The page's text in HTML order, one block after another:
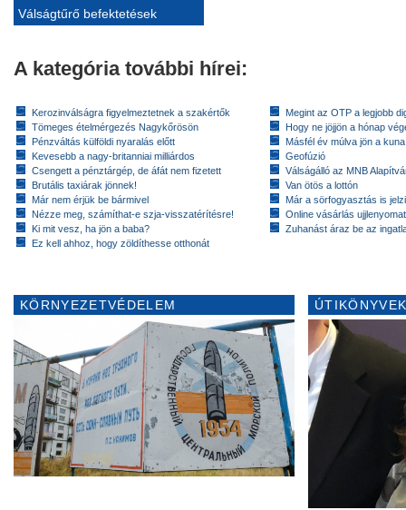
Válságtűrő befektetések
A kategória további hírei:
Kerozinválságra figyelmeztetnek a szakértők
Tömeges ételmérgezés Nagykőrösön
Pénzváltás külföldi nyaralás előtt
Kevesebb a nagy-britanniai milliárdos
Csengett a pénztárgép, de áfát nem fizetett
Brutális taxiárak jönnek!
Már nem érjük be bármivel
Nézze meg, számíthat-e szja-visszatérítésre!
Ki mit vesz, ha jön a baba?
Ez kell ahhoz, hogy zöldíthesse otthonát
Megint az OTP a legjobb
Hogy ne jöjjön a hónap
Másfél év múlva jön a
Geofúzió
Válságálló az MNB
Van ötös a lottón
Már a sörfogyasztás is
Online vásárlás
Zuhanást áraz be az
KÖRNYEZETVÉDELEM